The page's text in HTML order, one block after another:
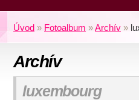
Úvod » Fotoalbum »Archív »
Archív
luxembourg